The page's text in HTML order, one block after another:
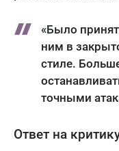
«Было
ним в
стиле.
точными
Ответ на